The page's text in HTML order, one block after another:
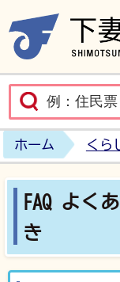
ホーム くら
FAQ よく
き